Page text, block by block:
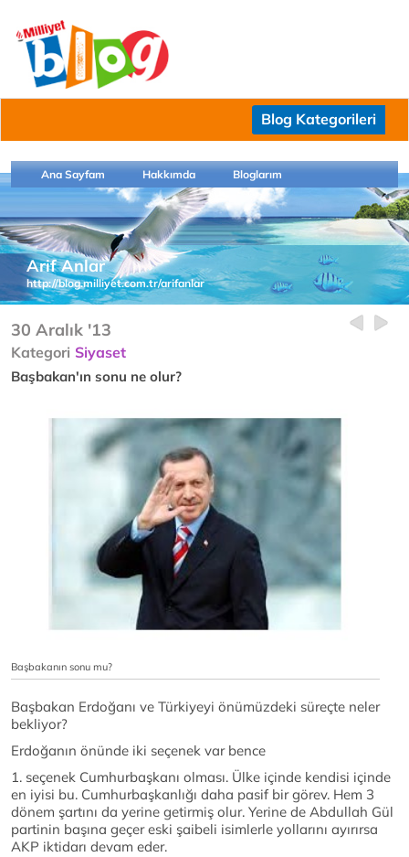
Blog Kategorileri
Ana Sayfam Hakkımda Bloglarım
Arif Anlar
http://blog.milliyet.com.tr/arifanlar
30 Aralık '13
Kategori Siyaset
Başbakan'ın sonu ne olur?
Başbakanın sonu mu?
Başbakan Erdoğanı ve Türkiyeyi önümüzdeki süreçte neler
bekliyor?
Erdoğanın önünde iki seçenek var bence
1. seçenek Cumhurbaşkanı olması. Ülke içinde kendisi içinde
en iyisi bu. Cumhurbaşkanlığı daha pasif bir görev. Hem 3
dönem şartını da yerine getirmiş olur. Yerine de Abdullah Gül
partinin başına geçer eski şaibeli isimlerle yollarını ayırırsa
AKP iktidarı devam eder.